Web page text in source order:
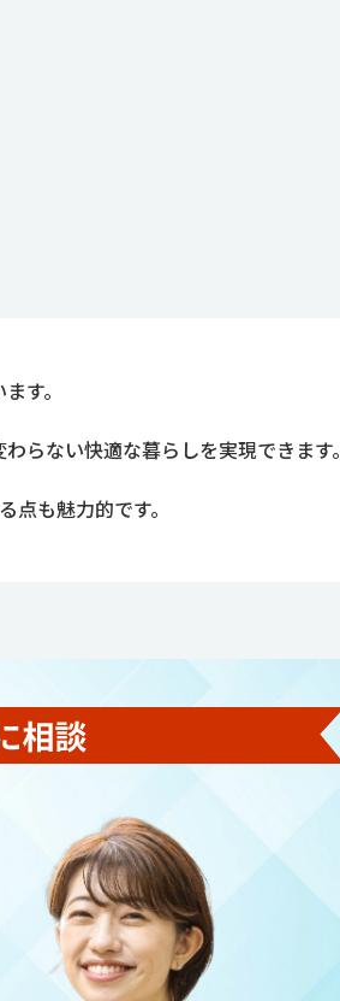
す。
らない快適な暮らしを実現できます。
も魅力的です。